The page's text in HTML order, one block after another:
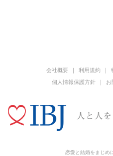
会社概要 利用規約
個人情報保護方針
お
恋愛と結婚をまじめ